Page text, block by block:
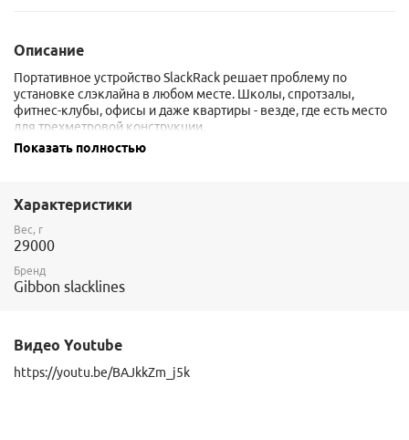
Описание
Портативное устройство SlackRack решает проблему по
установке слэклайна в любом месте. Школы, спротзалы,
фитнес-клубы, офисы и даже квартиры - везде, где есть место
для трехметровой конструкции.
Облегченная версия весит 29 кг.
Рабочая длина стропы 2,8м
Материал: нержавеющая сталь. Максимальная нагрузка 100кг.
В комплекте слэклайн длиной 4,0 м.
Показать полностью
Характеристики
Вес, г
29000
Бренд
Gibbon slacklines
Видео Youtube
https://youtu.be/BAJkkZm_j5k